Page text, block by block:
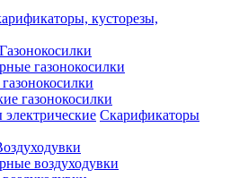
кусторезы,
Газонокосилки
газонокосилки
газонокосилки
Скарификаторы
воздуходувки